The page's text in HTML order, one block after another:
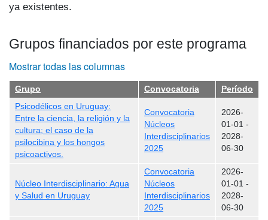
ya existentes.
Grupos financiados por este programa
Mostrar todas las columnas
Grupo Convocatoria
Período
Psicodélicos en Uruguay:
Entre la ciencia, la religión y la
cultura; el caso de la
psilocibina y los hongos
psicoactivos.
Convocatoria
Núcleos
Interdisciplinarios
2025
2026-
01-01 -
2028-
06-30
Núcleo Interdisciplinario: Agua
y Salud en Uruguay
Convocatoria
Núcleos
Interdisciplinarios
2025
2026-
01-01 -
2028-
06-30